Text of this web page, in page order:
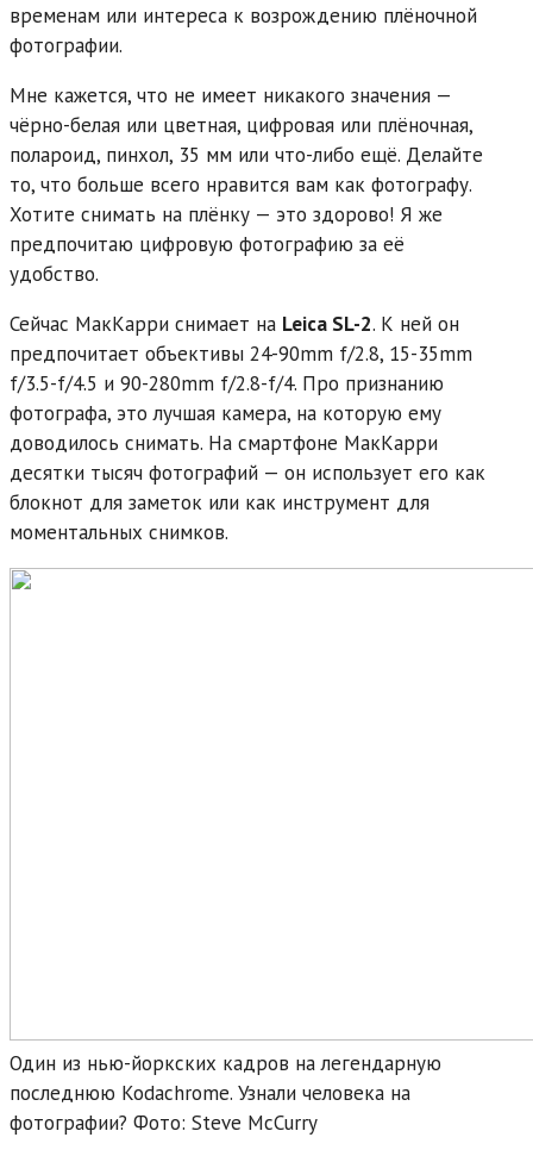
временам или интереса к возрождению плёночной
фотографии.
Мне кажется, что не имеет никакого значения —
чёрно-белая или цветная, цифровая или плёночная,
полароид, пинхол, 35 мм или что-либо ещё. Делайте
то, что больше всего нравится вам как фотографу.
Хотите снимать на плёнку — это здорово! Я же
предпочитаю цифровую фотографию за её
удобство.
Сейчас МакКарри снимает на Leica SL-2. К ней он
предпочитает объективы 24-90mm f/2.8, 15-35mm
f/3.5-f/4.5 и 90-280mm f/2.8-f/4. Про признанию
фотографа, это лучшая камера, на которую ему
доводилось снимать. На смартфоне МакКарри
десятки тысяч фотографий — он использует его как
блокнот для заметок или как инструмент для
моментальных снимков.
Один из нью-йоркских кадров на легендарную
последнюю Kodachrome. Узнали человека на
фотографии? Фото: Steve McCurry